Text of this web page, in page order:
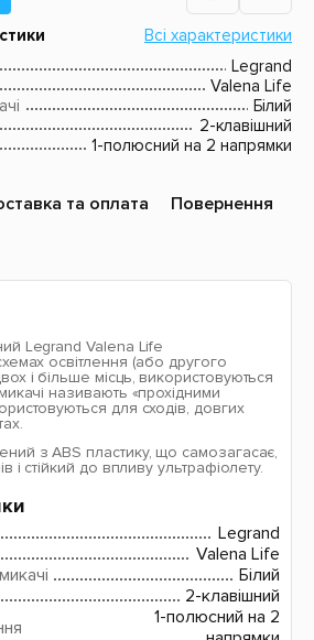
Всі характеристики
Legrand
Valena Life
Білий
2-клавішний
1-полюсний на 2 напрямки
та оплата
Повернення
Legrand Valena Life
освітлення (або другого
і більше місць, використовуються
називають «прохідними
для сходів, довгих
з АBS пластику, що самозагасає,
і стійкий до впливу ультрафіолету.
Legrand
Valena Life
Білий
2-клавішний
1-полюсний на 2